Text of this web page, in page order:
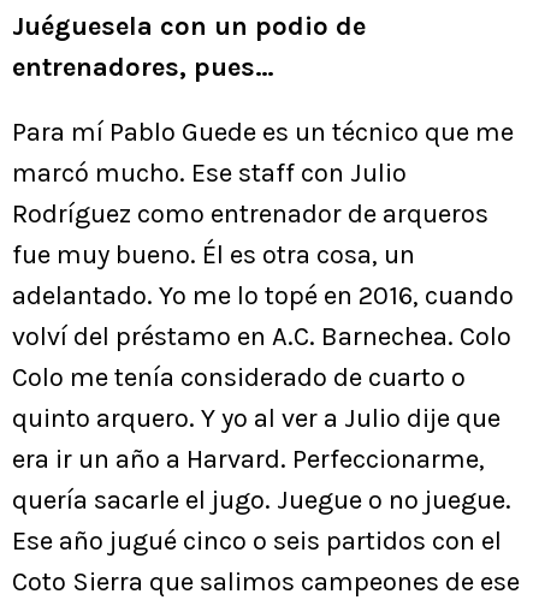
Juéguesela con un podio de
entrenadores, pues…
Para mí Pablo Guede es un técnico que me
marcó mucho. Ese staff con Julio
Rodríguez como entrenador de arqueros
fue muy bueno. Él es otra cosa, un
adelantado. Yo me lo topé en 2016, cuando
volví del préstamo en A.C. Barnechea. Colo
Colo me tenía considerado de cuarto o
quinto arquero. Y yo al ver a Julio dije que
era ir un año a Harvard. Perfeccionarme,
quería sacarle el jugo. Juegue o no juegue.
Ese año jugué cinco o seis partidos con el
Coto Sierra que salimos campeones de ese